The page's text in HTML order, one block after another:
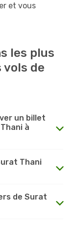
et vous
les plus
vols de
un billet
à
Thani
de Surat